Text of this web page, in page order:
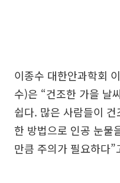
이종수 대한안과학회
수)은 “건조한 가을 날
쉽다. 많은 사람들이
한 방법으로 인공 눈물
만큼 주의가 필요하다”